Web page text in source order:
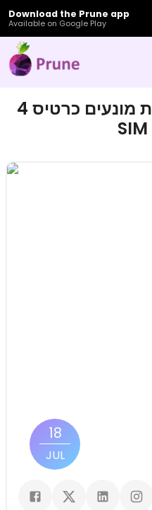
Download the Prune app
Available on Google Play
4 דרכים בהן ספקי רשת מונעים כרטיס
18
JUL